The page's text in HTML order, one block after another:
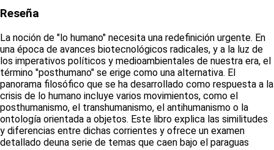
Reseña
La noción de "lo humano" necesita una redefinición urgente. En
una época de avances biotecnológicos radicales, y a la luz de
los imperativos políticos y medioambientales de nuestra era, el
término "posthumano" se erige como una alternativa. El
panorama filosófico que se ha desarrollado como respuesta a la
crisis de lo humano incluye varios movimientos, como el
posthumanismo, el transhumanismo, el antihumanismo o la
ontología orientada a objetos. Este libro explica las similitudes
y diferencias entre dichas corrientes y ofrece un examen
detallado deuna serie de temas que caen bajo el paraguas